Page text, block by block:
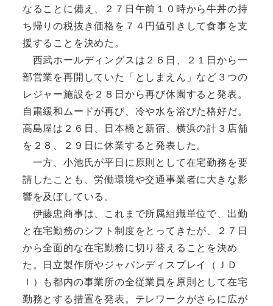
なることに備え、２７日午前１０時から牛丼の持
ち帰りの税抜き価格を７４円値引きして食事を支
援することを決めた。
西武ホールディングスは２６日、２１日から一
部営業を再開していた「としまえん」など３つの
レジャー施設を２８日から再び休園すると発表。
自粛緩和ムードが再び、冷や水を浴びた格好だ。
高島屋は２６日、日本橋と新宿、横浜の計３店舗
を２８、２９日に休業すると発表した。
一方、小池氏が平日に原則として在宅勤務を要
請したことも、労働環境や交通事業者に大きな影
響を及ぼしている。
伊藤忠商事は、これまで所属組織単位で、出勤
と在宅勤務のシフト制度をとってきたが、２７日
から全面的な在宅勤務に切り替えることを決め
た。日立製作所やジャパンディスプレイ（ＪＤ
Ｉ）も都内の事業所の全従業員を原則として在宅
勤務とする措置を発表。テレワークがさらに広が